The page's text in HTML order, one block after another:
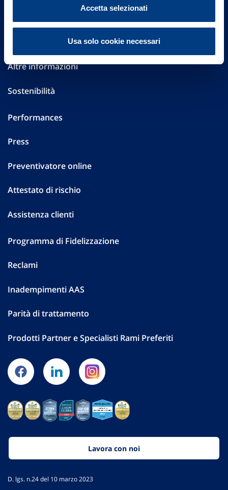
Accetta selezionati
Usa solo cookie necessari
Investor Relations
Altre informazioni
Sostenibilità
Performances
Press
Preventivatore online
Attestato di rischio
Assistenza clienti
Programma di Fidelizzazione
Reclami
Inadempimenti AAS
Parità di trattamento
Prodotti Partner e Specialisti Rami Preferiti
Lavora con noi
D. lgs. n.24 del 10 marzo 2023